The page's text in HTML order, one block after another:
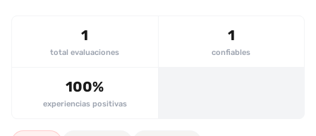
sugiere usarla en domicilio para evitar la interferencia del
1
total evaluaciones
1
confiables
100%
experiencias positivas